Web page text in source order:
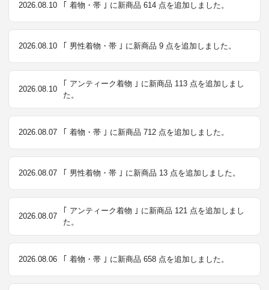
2026.08.10 ｢ 着物・帯 ｣ に新商品 614 点を追加しました。
2026.08.10 ｢ 男性着物・帯 ｣ に新商品 9 点を追加しました。
2026.08.10
｢ アンティーク着物 ｣ に新商品 113 点を追加しまし
た。
2026.08.07 ｢ 着物・帯 ｣ に新商品 712 点を追加しました。
2026.08.07 ｢ 男性着物・帯 ｣ に新商品 13 点を追加しました。
2026.08.07
｢ アンティーク着物 ｣ に新商品 121 点を追加しまし
た。
2026.08.06 ｢ 着物・帯 ｣ に新商品 658 点を追加しました。